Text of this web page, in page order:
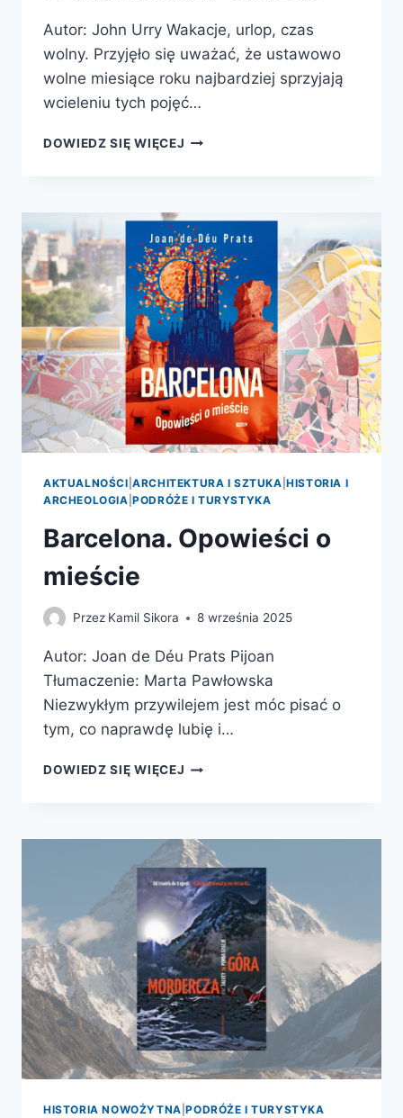
Autor: John Urry Wakacje, urlop, czas
wolny. Przyjęło się uważać, że ustawowo
wolne miesiące roku najbardziej sprzyjają
wcieleniu tych pojęć…
DOWIEDZ SIĘ WIĘCEJ SPOJRZENIE
AKTUALNOŚCI |ARCHITEKTURA I SZTUKA |HISTORIA I
ARCHEOLOGIA |PODRÓŻE I TURYSTYKA
Barcelona. Opowieści o
mieście
Przez Kamil Sikora 8 września 2025
Autor: Joan de Déu Prats Pijoan
Tłumaczenie: Marta Pawłowska
Niezwykłym przywilejem jest móc pisać o
tym, co naprawdę lubię i…
DOWIEDZ SIĘ WIĘCEJ BARCELONA.
HISTORIA NOWOŻYTNA |PODRÓŻE I TURYSTYKA